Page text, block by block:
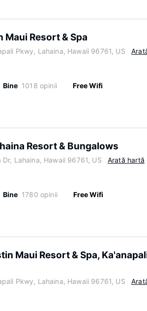
Maui Resort & Spa
Pkwy, Lahaina, Hawaii 96761, US
Bine 1018 opinii Free Wifi
Resort & Bungalows
Dr, Lahaina, Hawaii 96761, US Arată hartă
Bine 1780 opinii Free Wifi
Maui Resort & Spa,
Pkwy, Lahaina, Hawaii 96761, US